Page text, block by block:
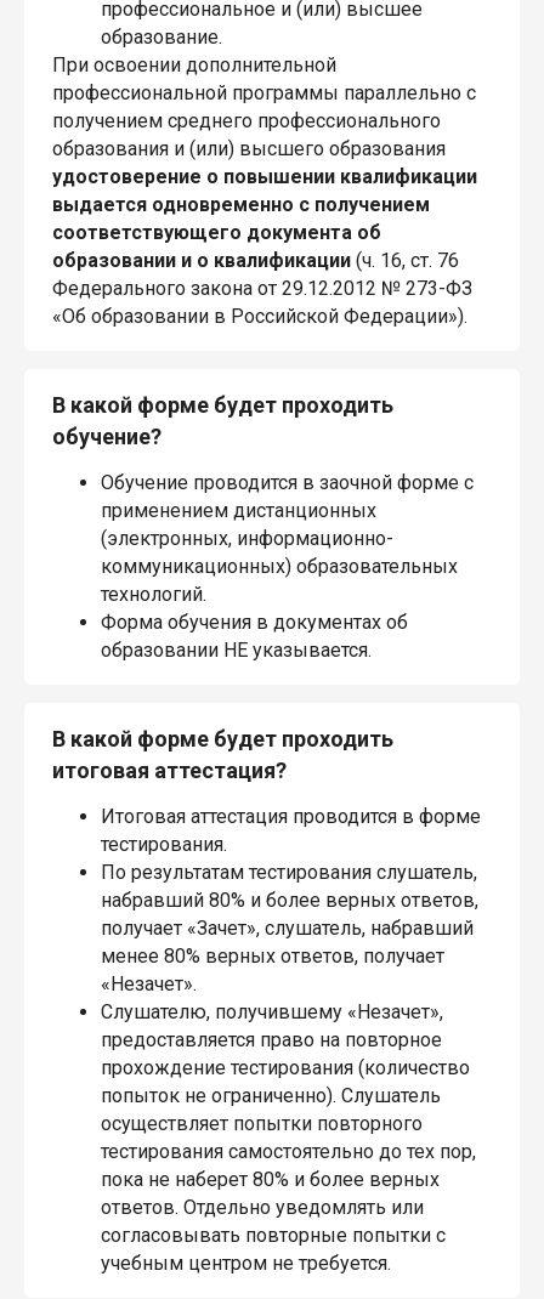
профессиональное и (или) высшее
образование.
При освоении дополнительной
профессиональной программы параллельно с
получением среднего профессионального
образования и (или) высшего образования
удостоверение о повышении квалификации
выдается одновременно с получением
соответствующего документа об
образовании и о квалификации (ч. 16, ст. 76
Федерального закона от 29.12.2012 № 273-ФЗ
«Об образовании в Российской Федерации»).
В какой форме будет проходить
обучение?
Обучение проводится в заочной форме с
применением дистанционных
(электронных, информационно-
коммуникационных) образовательных
технологий.
Форма обучения в документах об
образовании НЕ указывается.
В какой форме будет проходить
итоговая аттестация?
Итоговая аттестация проводится в форме
тестирования.
По результатам тестирования слушатель,
набравший 80% и более верных ответов,
получает «Зачет», слушатель, набравший
менее 80% верных ответов, получает
«Незачет».
Слушателю, получившему «Незачет»,
предоставляется право на повторное
прохождение тестирования (количество
попыток не ограниченно). Слушатель
осуществляет попытки повторного
тестирования самостоятельно до тех пор,
пока не наберет 80% и более верных
ответов. Отдельно уведомлять или
согласовывать повторные попытки с
учебным центром не требуется.